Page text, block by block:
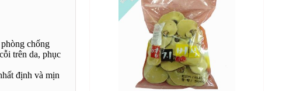
chống
trên da, phục
định và mịn